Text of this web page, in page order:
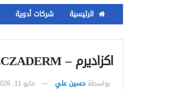
الرئيسية شركات أدوية
اكزاديرم – ECZADERM لعلاج الالتهابات الجلدية والحساسية
بواسطة حسين علي مايو 11, 2026